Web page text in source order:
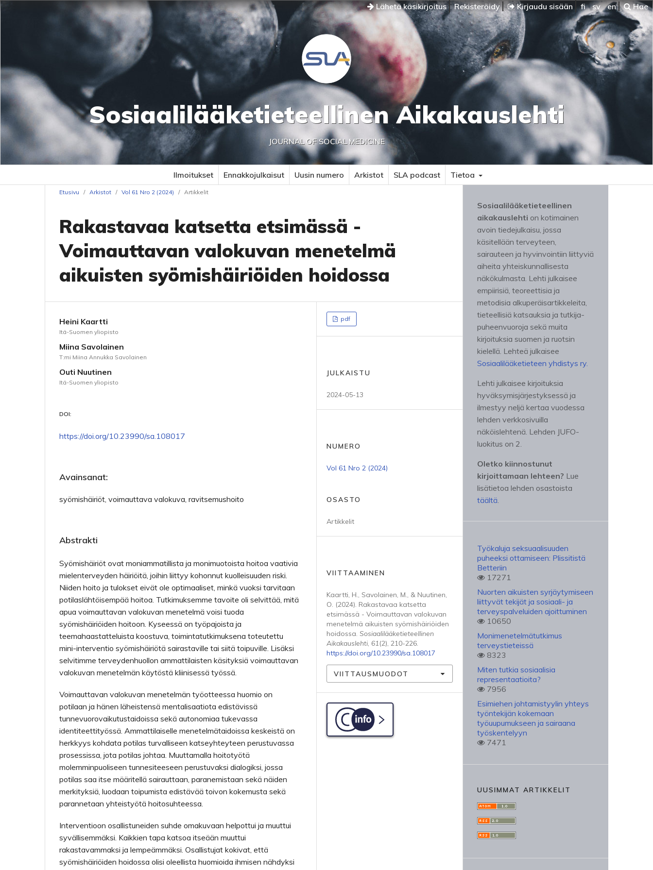
Lähetä käsikirjoitus Rekisteröidy Kirjaudu sisään fi sv en Hae
Sosiaalilääketieteellinen Aikakauslehti
JOURNAL OF SOCIAL MEDICINE
Ilmoitukset Ennakkojulkaisut Uusin numero Arkistot SLA podcast Tietoa
Etusivu / Arkistot / Vol 61 Nro 2 (2024) / Artikkelit
Rakastavaa katsetta etsimässä -
Voimauttavan valokuvan menetelmä
aikuisten syömishäiriöiden hoidossa
Heini Kaartti
Itä-Suomen yliopisto
Miina Savolainen
T:mi Miina Annukka Savolainen
Outi Nuutinen
Itä-Suomen yliopisto
DOI:
https://doi.org/10.23990/sa.108017
Avainsanat:
syömishäiriöt, voimauttava valokuva, ravitsemushoito
Abstrakti
Syömishäiriöt ovat moniammatillista ja monimuotoista hoitoa vaativia
mielenterveyden häiriöitä, joihin liittyy kohonnut kuolleisuuden riski.
Niiden hoito ja tulokset eivät ole optimaaliset, minkä vuoksi tarvitaan
potilaslähtöisempää hoitoa. Tutkimuksemme tavoite oli selvittää, mitä
apua voimauttavan valokuvan menetelmä voisi tuoda
syömishäiriöiden hoitoon. Kyseessä on työpajoista ja
teemahaastatteluista koostuva, toimintatutkimuksena toteutettu
mini-interventio syömishäiriötä sairastaville tai siitä toipuville. Lisäksi
selvitimme terveydenhuollon ammattilaisten käsityksiä voimauttavan
valokuvan menetelmän käytöstä kliinisessä työssä.
Voimauttavan valokuvan menetelmän työotteessa huomio on
potilaan ja hänen läheistensä mentalisaatiota edistävissä
tunnevuorovaikutustaidoissa sekä autonomiaa tukevassa
identiteettityössä. Ammattilaiselle menetelmätaidoissa keskeistä on
herkkyys kohdata potilas turvalliseen katseyhteyteen perustuvassa
prosessissa, jota potilas johtaa. Muuttamalla hoitotyötä
molemminpuoliseen tunnesiteeseen perustuvaksi dialogiksi, jossa
potilas saa itse määritellä sairauttaan, paranemistaan sekä näiden
merkityksiä, luodaan toipumista edistävää toivon kokemusta sekä
parannetaan yhteistyötä hoitosuhteessa.
Interventioon osallistuneiden suhde omakuvaan helpottui ja muuttui
syvällisemmäksi. Kaikkien tapa katsoa itseään muuttui
rakastavammaksi ja lempeämmäksi. Osallistujat kokivat, että
syömishäiriöiden hoidossa olisi oleellista huomioida ihmisen nähdyksi
pdf
JULKAISTU
2024-05-13
NUMERO
Vol 61 Nro 2 (2024)
OSASTO
Artikkelit
VIITTAAMINEN
Kaartti, H., Savolainen, M., & Nuutinen,
O. (2024). Rakastavaa katsetta
etsimässä - Voimauttavan valokuvan
menetelmä aikuisten syömishäiriöiden
hoidossa. Sosiaalilääketieteellinen
Aikakauslehti, 61(2), 210-226.
https://doi.org/10.23990/sa.108017
VIITTAUSMUODOT
C-info
Sosiaalilääketieteellinen
aikakauslehti on kotimainen
avoin tiedejulkaisu, jossa
käsitellään terveyteen,
sairauteen ja hyvinvointiin liittyviä
aiheita yhteiskunnallisesta
näkökulmasta. Lehti julkaisee
empiirisiä, teoreettisia ja
metodisia alkuperäisartikkeleita,
tieteellisiä katsauksia ja tutkija-
puheenvuoroja sekä muita
kirjoituksia suomen ja ruotsin
kielellä. Lehteä julkaisee
Sosiaalilääketieteen yhdistys ry.
Lehti julkaisee kirjoituksia
hyväksymisjärjestyksessä ja
ilmestyy neljä kertaa vuodessa
lehden verkkosivuilla
näköislehtenä. Lehden JUFO-
luokitus on 2.
Oletko kiinnostunut
kirjoittamaan lehteen? Lue
lisätietoa lehden osastoista
täältä.
Työkaluja seksuaalisuuden
puheeksi ottamiseen: Plissitistä
Betteriin
17271
Nuorten aikuisten syrjäytymiseen
liittyvät tekijät ja sosiaali- ja
terveyspalveluiden ajoittuminen
10650
Monimenetelmätutkimus
terveystieteissä
8323
Miten tutkia sosiaalisia
representaatioita?
7956
Esimiehen johtamistyylin yhteys
työntekijän kokemaan
työuupumukseen ja sairaana
työskentelyyn
7471
UUSIMMAT ARTIKKELIT